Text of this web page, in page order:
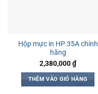
Hộp mực in HP 35A chính
hãng
2,380,000₫
THÊM VÀO GIỎ HÀNG